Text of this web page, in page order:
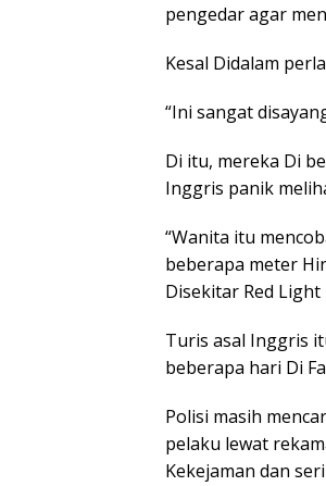
pengedar agar
Kesal Didalam
“Ini sangat
Di itu, mereka Di
Inggris panik
“Wanita itu
beberapa meter
Disekitar Red Light
Turis asal Inggris
beberapa hari Di
Polisi masih
pelaku lewat
Kekejaman dan